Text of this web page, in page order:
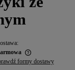
formy dostawy